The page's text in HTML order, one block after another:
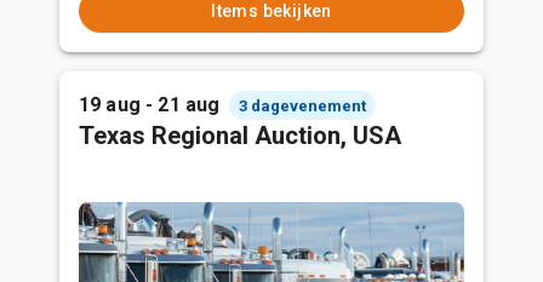
Items bekijken
19 aug - 21 aug 3 dagevenement
Texas Regional Auction, USA